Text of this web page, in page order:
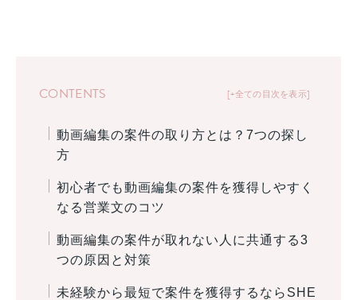
+全ての目次を表示
CONTENTS
動画編集の案件の取り方とは？7つの探し
方
初心者でも動画編集の案件を獲得しやすく
なる営業文のコツ
動画編集の案件が取れない人に共通する3
つの原因と対策
未経験から最短で案件を獲得するならSHE